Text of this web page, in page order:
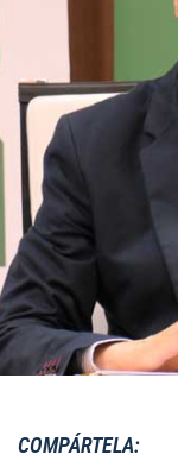
COMPÁRTELA: